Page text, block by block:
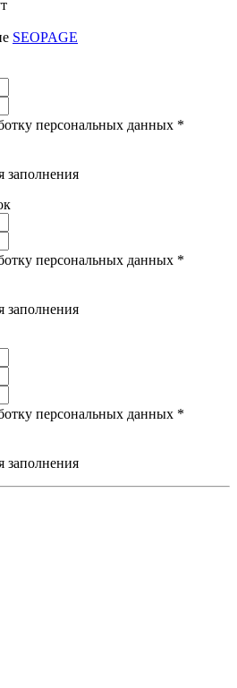
SEOPAGE
персональных данных *
заполнения
персональных данных *
заполнения
персональных данных *
заполнения